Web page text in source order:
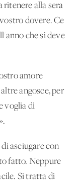
ritenere alla sera
dovere. Ce
che si deve
amore
angosce, per
voglia di
asciugare con
fatto. Neppure
Si tratta di